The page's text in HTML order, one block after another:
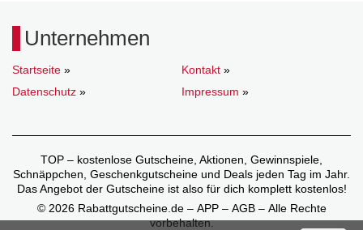
Unternehmen
Startseite » Kontakt »
Datenschutz » Impressum »
TOP – kostenlose Gutscheine, Aktionen, Gewinnspiele,
Schnäppchen, Geschenkgutscheine und Deals jeden Tag im Jahr.
Das Angebot der Gutscheine ist also für dich komplett kostenlos!
© 2026 Rabattgutscheine.de – APP – AGB – Alle Rechte
vorbehalten.